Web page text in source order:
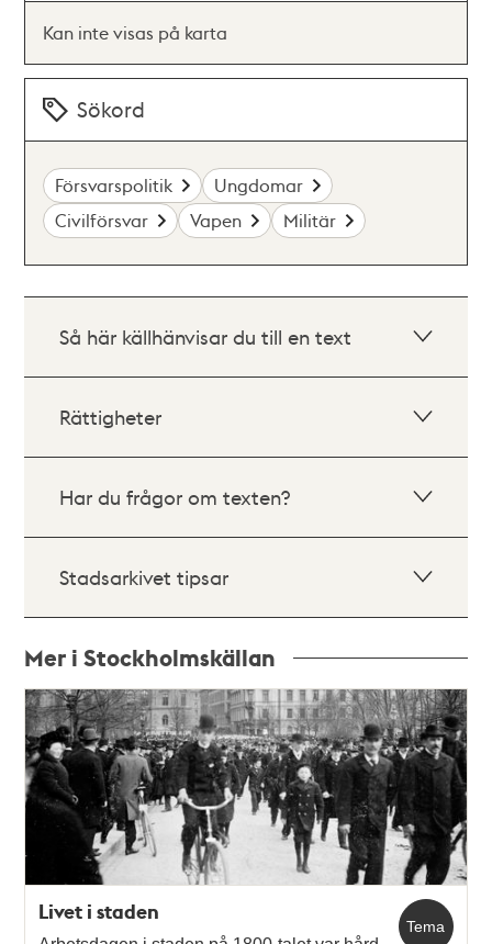
Kan inte visas på karta
Sökord
Försvarspolitik
Ungdomar
Civilförsvar
Vapen Militär
Så här källhänvisar du till en text
Rättigheter
Har du frågor om texten?
Stadsarkivet tipsar
Mer i Stockholmskällan
Relaterade
poster
och
teman
Tema
Livet i staden